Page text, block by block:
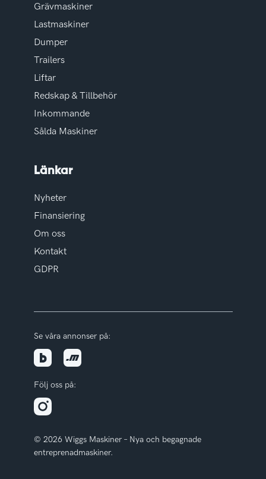
Grävmaskiner
Lastmaskiner
Dumper
Trailers
Liftar
Redskap & Tillbehör
Inkommande
Sålda Maskiner
Länkar
Nyheter
Finansiering
Om oss
Kontakt
GDPR
© 2026 Wiggs Maskiner – Nya och begagnade
entreprenadmaskiner.
Se våra annonser på:
Följ oss på: